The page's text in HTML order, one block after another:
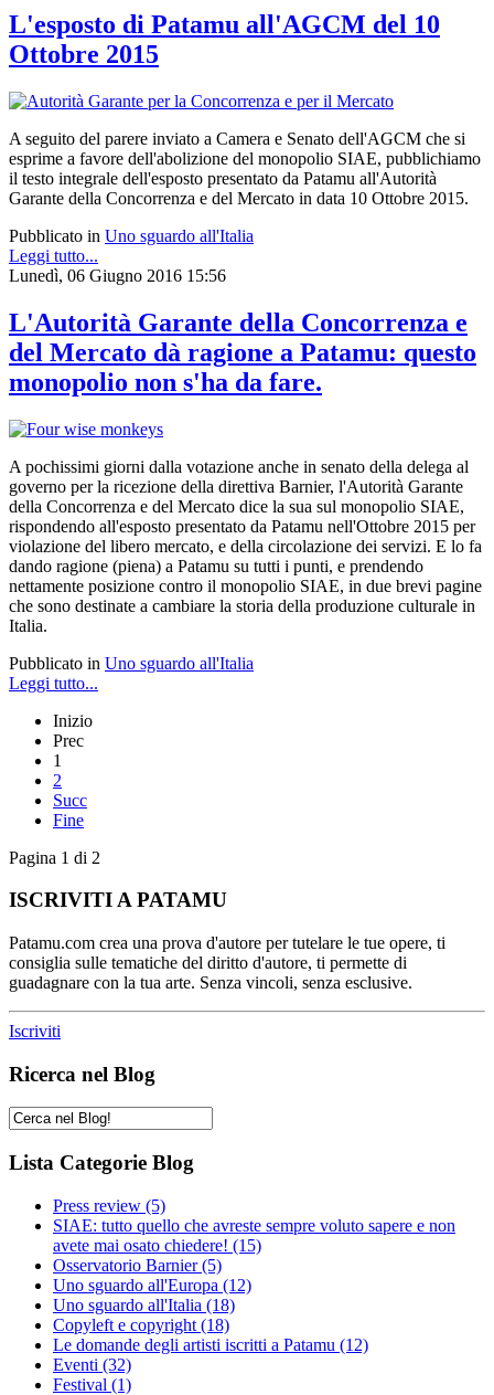
L'esposto di Patamu all'AGCM del 10
Ottobre 2015
A seguito del parere inviato a Camera e Senato dell'AGCM che si
esprime a favore dell'abolizione del monopolio SIAE, pubblichiamo
il testo integrale dell'esposto presentato da Patamu all'Autorità
Garante della Concorrenza e del Mercato in data 10 Ottobre 2015.
Pubblicato in Uno sguardo all'Italia
Leggi tutto...
Lunedì, 06 Giugno 2016 15:56
L'Autorità Garante della Concorrenza e
del Mercato dà ragione a Patamu: questo
monopolio non s'ha da fare.
A pochissimi giorni dalla votazione anche in senato della delega al
governo per la ricezione della direttiva Barnier, l'Autorità Garante
della Concorrenza e del Mercato dice la sua sul monopolio SIAE,
rispondendo all'esposto presentato da Patamu nell'Ottobre 2015 per
violazione del libero mercato, e della circolazione dei servizi. E lo fa
dando ragione (piena) a Patamu su tutti i punti, e prendendo
nettamente posizione contro il monopolio SIAE, in due brevi pagine
che sono destinate a cambiare la storia della produzione culturale in
Italia.
Pubblicato in Uno sguardo all'Italia
Leggi tutto...
Inizio
Prec
1
2
Succ
Fine
Pagina 1 di 2
ISCRIVITI A PATAMU
Patamu.com crea una prova d'autore per tutelare le tue opere, ti
consiglia sulle tematiche del diritto d'autore, ti permette di
guadagnare con la tua arte. Senza vincoli, senza esclusive.
Iscriviti
Ricerca nel Blog
Lista Categorie Blog
Press review (5)
SIAE: tutto quello che avreste sempre voluto sapere e non
avete mai osato chiedere! (15)
Osservatorio Barnier(5)
Uno sguardo all'Europa (12)
Uno sguardo all'Italia (18)
Copyleft e copyright (18)
Le domande degli artisti iscritti a Patamu (12)
Eventi (32)
Festival (1)